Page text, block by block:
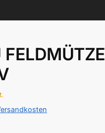
FELDMÜTZE